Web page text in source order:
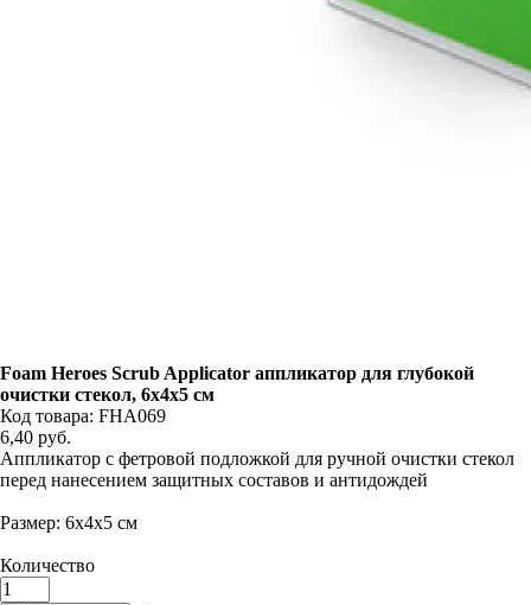
Foam Heroes Scrub Applicator аппликатор для глубокой
очистки стекол, 6х4х5 см
Код товара: FHA069
6,40 руб.
Аппликатор с фетровой подложкой для ручной очистки стекол
перед нанесением защитных составов и антидождей
Размер: 6х4х5 см
Количество